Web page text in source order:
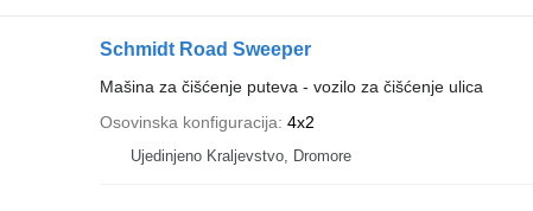
Schmidt Road Sweeper
Mašina za čišćenje puteva - vozilo za čišćenje ulica
Osovinska konfiguracija 4x2
Ujedinjeno Kraljevstvo, Dromore